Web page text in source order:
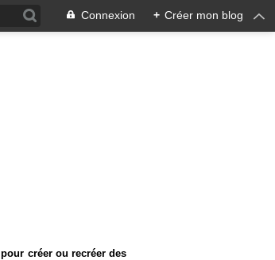
Connexion + Créer mon blog
pour créer ou recréer des